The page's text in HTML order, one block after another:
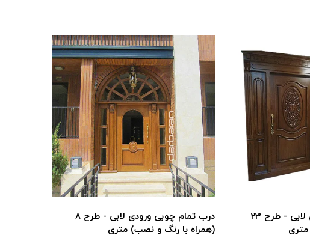
درب تمام چوبی ورودی لابی - طرح 23
درب تمام چوبی ورودی لابی - طرح 8
(همراه با رنگ و نصب) متری